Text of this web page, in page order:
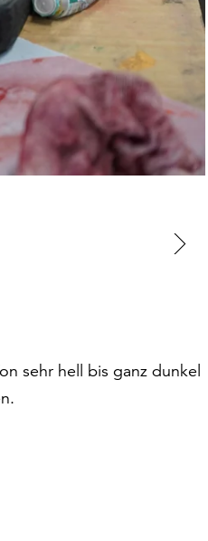
sehr hell bis ganz dunkel